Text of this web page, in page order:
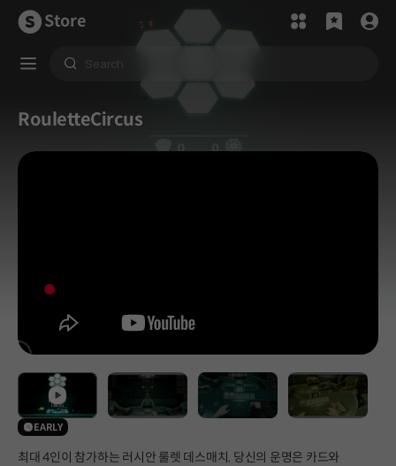
Store
RouletteCircus
EARLY
최대 4인이 참가하는 러시안 룰렛 데스매치. 당신의 운명은 카드와